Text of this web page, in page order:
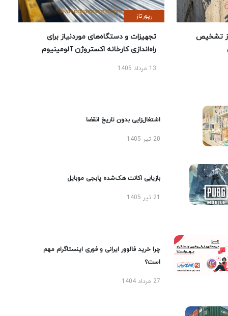
تشخیص
رپورتاژ
تجهیزات و دستگاه‌های موردنیاز برای
راه‌اندازی کارخانه اکستروژن آلومینیوم
13 مرداد 1405
اشتغال‌زایی بدون تاریخ انقضا
20 تیر 1405
بازیابی اکانت هک‌شده پابجی موبایل
چرا خرید فالوور ایرانی و فوری اینستاگرام مهم
است؟
27 مرداد 1404